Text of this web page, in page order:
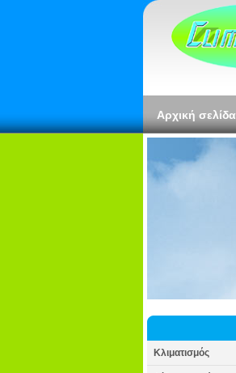
Αρχική σελίδα
Κλιματισμός